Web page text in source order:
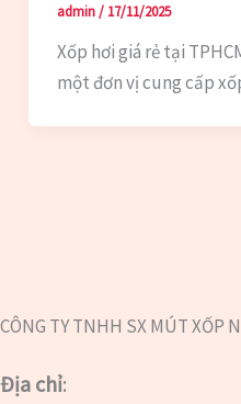
admin/ 17/11/2025
Xốp hơi giá rẻ tại
một đơn vị cung cấp
CÔNG TY TNHH SX MÚT XỐP
Địa chỉ: